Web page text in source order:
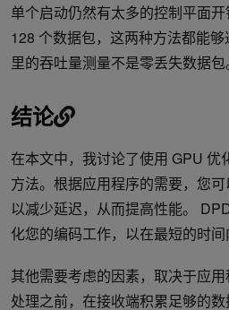
单个启动仍然有太多的控制平面
128 个数据包，这两种方法都能
里的吞吐量测量不是零丢失数据包
结论
在本文中，我讨论了使用 GPU 优
方法。根据应用程序的需要，您可
以减少延迟，从而提高性能。
化您的编码工作，以在最短的时间
其他需要考虑的因素，取决于应
处理之前，在接收端积累足够的数